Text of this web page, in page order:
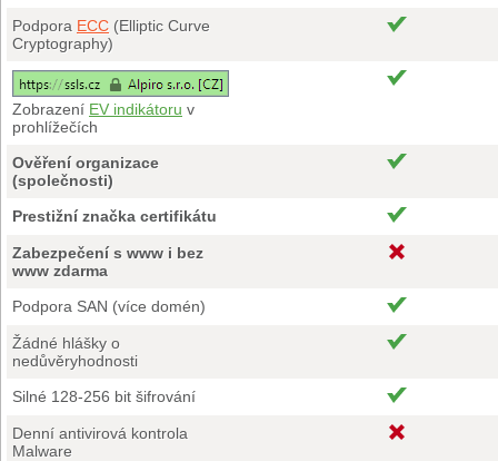
Podpora ECC (Elliptic Curve
Cryptography)
Zobrazení EV indikátoru v
prohlížečích
Ověření organizace
(společnosti)
Prestižní značka certifikátu
Zabezpečení s www i bez
www zdarma
Podpora SAN (více domén)
Žádné hlášky o
nedůvěryhodnosti
Silné 128-256 bit šifrování
Denní antivirová kontrola
Malware